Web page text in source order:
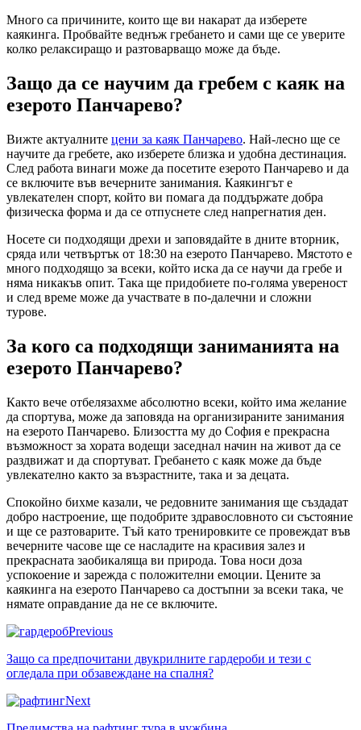
Много са причините, които ще ви накарат да изберете
каякинга. Пробвайте веднъж гребането и сами ще се уверите
колко релаксиращо и разтоварващо може да бъде.
Защо да се научим да гребем с каяк на
езерото Панчарево?
Вижте актуалните цени за каяк Панчарево. Най-лесно ще се
научите да гребете, ако изберете близка и удобна дестинация.
След работа винаги може да посетите езерото Панчарево и да
се включите във вечерните занимания. Каякингът е
увлекателен спорт, който ви помага да поддържате добра
физическа форма и да се отпуснете след напрегнатия ден.
Носете си подходящи дрехи и заповядайте в дните вторник,
сряда или четвъртък от 18:30 на езерото Панчарево. Мястото е
много подходящо за всеки, който иска да се научи да гребе и
няма никакъв опит. Така ще придобиете по-голяма увереност
и след време може да участвате в по-далечни и сложни
турове.
За кого са подходящи заниманията на
езерото Панчарево?
Както вече отбелязахме абсолютно всеки, който има желание
да спортува, може да заповяда на организираните занимания
на езерото Панчарево. Близостта му до София е прекрасна
възможност за хората водещи заседнал начин на живот да се
раздвижат и да спортуват. Гребането с каяк може да бъде
увлекателно както за възрастните, така и за децата.
Спокойно бихме казали, че редовните занимания ще създадат
добро настроение, ще подобрите здравословното си състояние
и ще се разтоварите. Тъй като тренировките се провеждат във
вечерните часове ще се насладите на красивия залез и
прекрасната заобикаляща ви природа. Това носи доза
успокоение и зарежда с положителни емоции. Цените за
каякинга на езерото Панчарево са достъпни за всеки така, че
нямате оправдание да не се включите.
Previous
Защо са предпочитани двукрилните гардероби и тези с
огледала при обзавеждане на спалня?
Next